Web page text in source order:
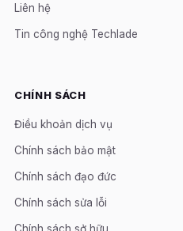
Liên hệ
Tin công nghệ Techlade
CHÍNH SÁCH
Điều khoản dịch vụ
Chính sách bảo mật
Chính sách đạo đức
Chính sách sửa lỗi
Chính sách sở hữu